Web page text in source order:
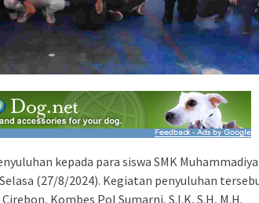
kepada para siswa SMK
(27/8/2024). Kegiatan penyuluhan
Kombes Pol Sumarni, S.I.K, S.H, M.H.